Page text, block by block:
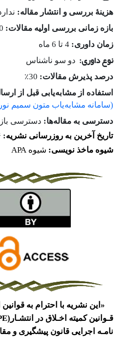
هزینۀ بررسی و انتشار مقاله:
بازه زمانی بررسی اولیه مقالات:
زمان داوری:
نوع داوری: دو سو ناشناس
درصد پذیرش مقالات: 30٪
استفاده از مشابه‌یابی قبل از
(سامانه مشابه‌یاب متون سمیم
دسترسی به مقاله‌ها: دسترسی
تاریخ آخرین به روزرسانی نشریه:
شیوه ماخذ نویسی: شیوه APA
«این نشریه با احترام به
قـوانین کمیته اخـلاق در انتشـار
نامـه اجرایی قانون پیشگیری و